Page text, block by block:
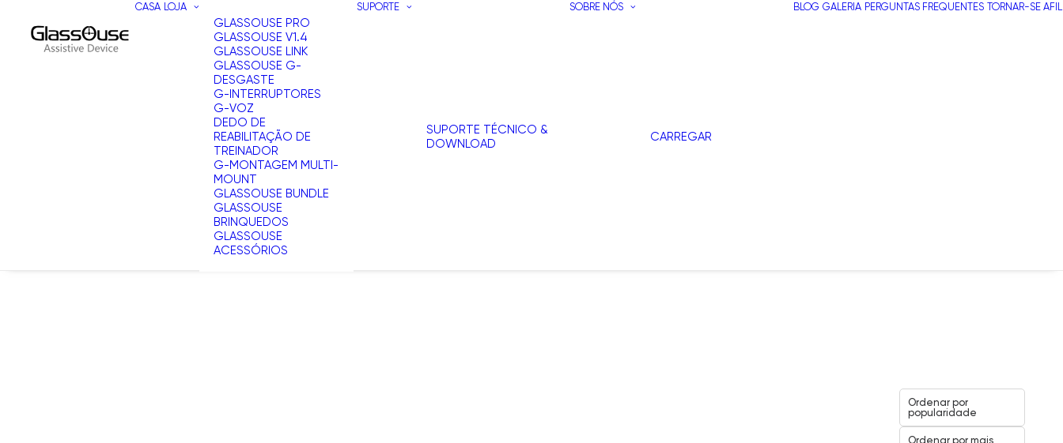
CASA LOJA
GLASSOUSE PRO
GLASSOUSE V1.4
GLASSOUSE LINK
GLASSOUSE G-
DESGASTE
G-INTERRUPTORES
G-VOZ
DEDO DE
REABILITAÇÃO DE
TREINADOR
G-MONTAGEM MULTI-
MOUNT
GLASSOUSE BUNDLE
GLASSOUSE
BRINQUEDOS
GLASSOUSE
ACESSÓRIOS
SUPORTE
SUPORTE TÉCNICO &
DOWNLOAD
SOBRE NÓS
CARREGAR
BLOG GALERIA PERGUNTAS FREQUENTES TORNAR-SE
Ordenar por
popularidade
Ordenar por mais